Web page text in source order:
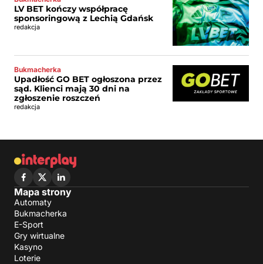
LV BET kończy współpracę
sponsoringową z Lechią Gdańsk
redakcja
Bukmacherka
Upadłość GO BET ogłoszona przez
sąd. Klienci mają 30 dni na
zgłoszenie roszczeń
redakcja
Mapa strony
Automaty
Bukmacherka
E-Sport
Gry wirtualne
Kasyno
Loterie